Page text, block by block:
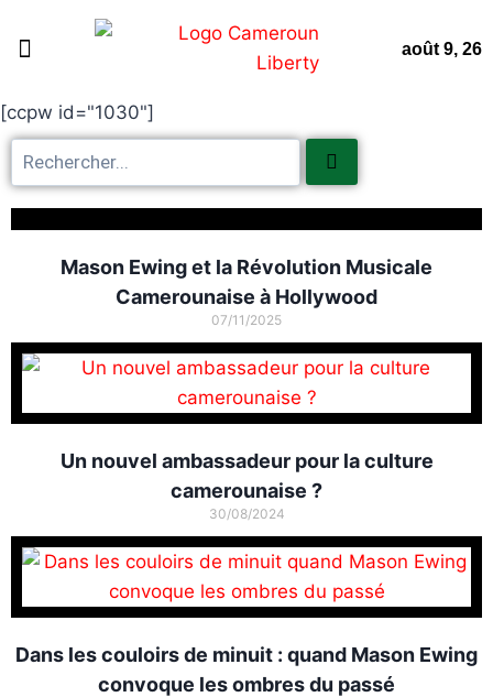
août 9, 26
[ccpw id="1030"]
Mason Ewing et la Révolution Musicale
Camerounaise à Hollywood
07/11/2025
Un nouvel ambassadeur pour la culture
camerounaise ?
30/08/2024
Dans les couloirs de minuit : quand Mason Ewing
convoque les ombres du passé